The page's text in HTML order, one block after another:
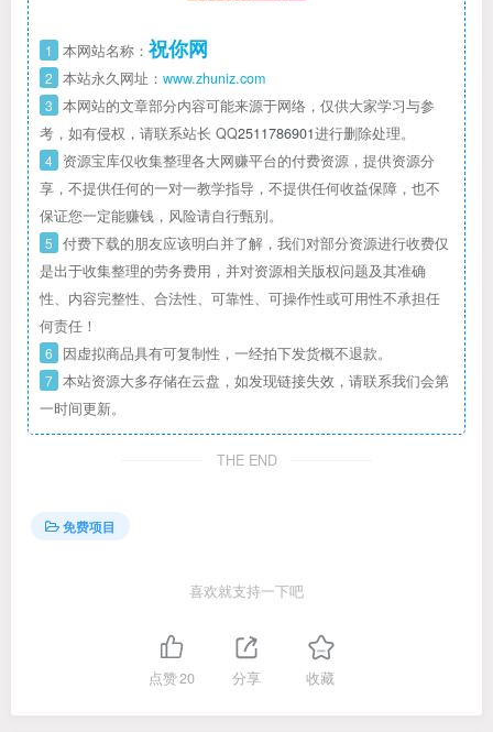
1 本网站名称： 祝你网
2 本站永久网址： www.zhuniz.com
3 本网站的文章部分内容可能来源于网络，仅供大家学习与参
考，如有侵权，请联系站长 QQ2511786901进行删除处理。
4 资源宝库仅收集整理各大网赚平台的付费资源，提供资源分
享，不提供任何的一对一教学指导，不提供任何收益保障，也不
保证您一定能赚钱，风险请自行甄别。
5 付费下载的朋友应该明白并了解，我们对部分资源进行收费仅
是出于收集整理的劳务费用，并对资源相关版权问题及其准确
性、内容完整性、合法性、可靠性、可操作性或可用性不承担任
何责任！
6 因虚拟商品具有可复制性，一经拍下发货概不退款。
7 本站资源大多存储在云盘，如发现链接失效，请联系我们会第
一时间更新。
THE END
免费项目
喜欢就支持一下吧
点赞20 分享 收藏